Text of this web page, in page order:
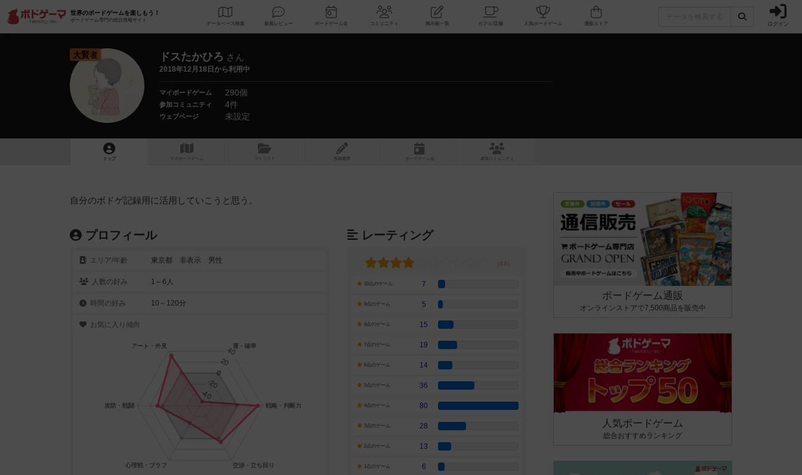
世界のボードゲームを楽しもう！
ボードゲーム専門の総合情報サイト
データベース 検索 新着レビュー ボードゲーム会 コミュニティ 掲示板一覧 カフェ/店舗 人気ボードゲーム ログイン
大賢者 ドスたかひろ さん
2018年12月18日から利用中
マイボードゲーム 290個
参加コミュニティ 4件
ウェブページ 未設定
トップ マイボードゲーム マイリスト 投稿履歴 ボ ドゲ ーム コミュニティ
自分のボドゲ記録用に活用していこうと思う。
プロフィール
エリア/年齡 東京都 非表示 男性
人数の好み 1～6人
時間の好み 10～120分
お気に入り傾向
レーティング
10点のゲーム 7
9点のゲーム 5
8点のゲーム 15
7点のゲーム 19
6点のゲーム 14
5点のゲーム 36
4点のゲーム 80
3点のゲーム 28
2点のゲーム 13
1点のゲーム 6
ボードゲーム通販
オンラインストアで7,500商品を販売中
人気ボードゲーム
総合おすすめランキング